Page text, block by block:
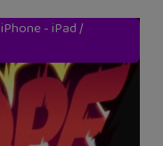
iPhone - iPad/